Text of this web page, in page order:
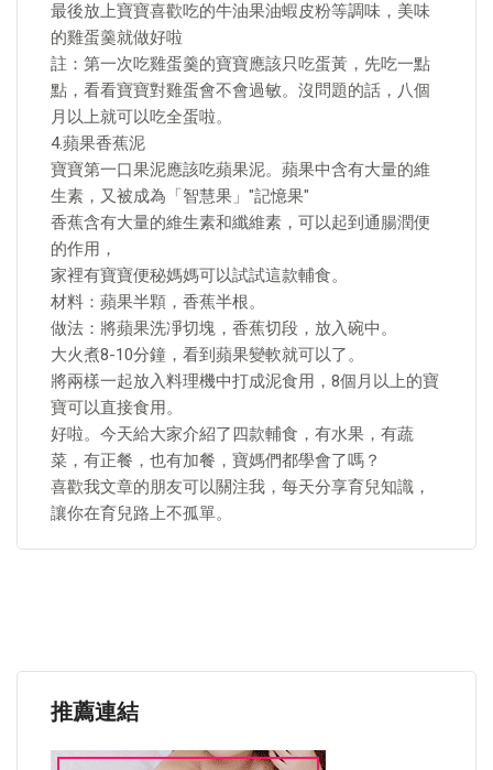
最後放上寶寶喜歡吃的牛油果油蝦皮粉等調味，美味
的雞蛋羹就做好啦
註：第一次吃雞蛋羹的寶寶應該只吃蛋黃，先吃一點
點，看看寶寶對雞蛋會不會過敏。沒問題的話，八個
月以上就可以吃全蛋啦。
4.蘋果香蕉泥
寶寶第一口果泥應該吃蘋果泥。蘋果中含有大量的維
生素，又被成為「智慧果」"記憶果"
香蕉含有大量的維生素和纖維素，可以起到通腸潤便
的作用，
家裡有寶寶便秘媽媽可以試試這款輔食。
材料：蘋果半顆，香蕉半根。
做法：將蘋果洗凈切塊，香蕉切段，放入碗中。
大火煮8-10分鐘，看到蘋果變軟就可以了。
將兩樣一起放入料理機中打成泥食用，8個月以上的寶
寶可以直接食用。
好啦。今天給大家介紹了四款輔食，有水果，有蔬
菜，有正餐，也有加餐，寶媽們都學會了嗎？
喜歡我文章的朋友可以關注我，每天分享育兒知識，
讓你在育兒路上不孤單。
推薦連結